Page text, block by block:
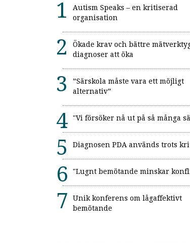
Autism Speaks – en kritiserad
organisation
Ökade krav och bättre
diagnoser att öka
”Särskola måste vara ett möjligt
alternativ”
"Vi försöker nå ut på så många
Diagnosen PDA används trots
"Lugnt bemötande minskar
Unik konferens om lågaffektivt
bemötande